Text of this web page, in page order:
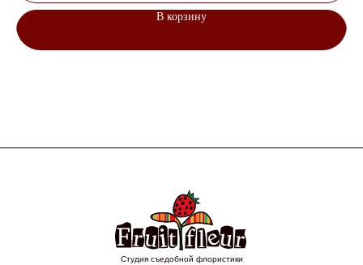
В корзину
Студия съедобной флористики